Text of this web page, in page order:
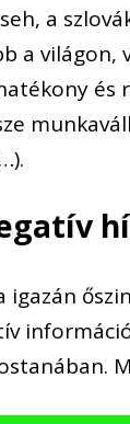
a
a világon,
és
.
igazán